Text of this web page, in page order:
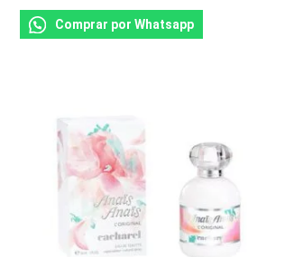
original
era:
.
actual
es:
.
Comprar por Whatsapp